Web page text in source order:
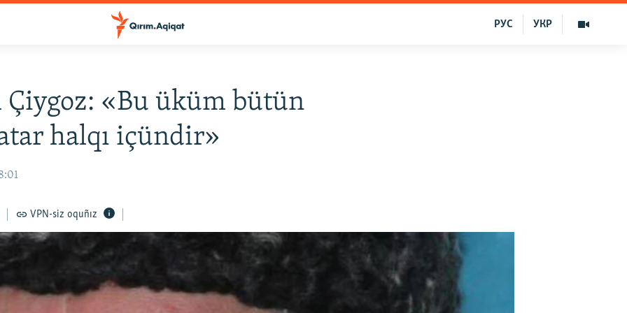
УКР
РУС
Çiygoz: «Bu üküm bütün
halqı içündir»
VPN-siz oquñız